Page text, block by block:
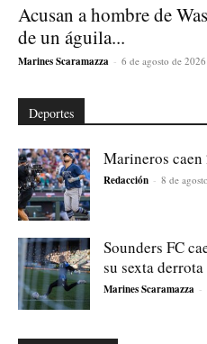
Acusan a hombre de
de un águila...
Marines Scaramazza - 6 de agosto de 2026
Deportes
Marineros caen
Redacción - 8 de
Sounders FC
su sexta
Marines Scaramazza -